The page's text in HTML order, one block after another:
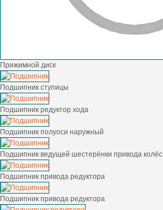
Прижимной диск
Подшипник ступицы
Подшипник редуктор хода
Подшипник полуоси наружный
Подшипник ведущей шестерёнки привода колёс
Подшипник привода редуктора
Подшипник привода редуктора